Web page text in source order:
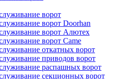
ворот
ворот Doorhan
ворот Алютех
ворот Сame
откатных ворот
приводов ворот
распашных ворот
секционных ворот